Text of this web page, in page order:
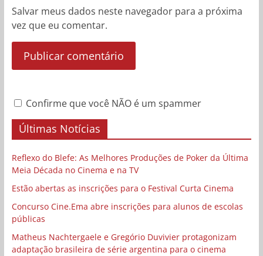
Salvar meus dados neste navegador para a próxima
vez que eu comentar.
Confirme que você NÃO é um spammer
Últimas Notícias
Reflexo do Blefe: As Melhores Produções de Poker da Última
Meia Década no Cinema e na TV
Estão abertas as inscrições para o Festival Curta Cinema
Concurso Cine.Ema abre inscrições para alunos de escolas
públicas
Matheus Nachtergaele e Gregório Duvivier protagonizam
adaptação brasileira de série argentina para o cinema